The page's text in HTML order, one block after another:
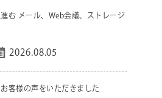
む メール、Web会議、ストレージ
2026.08.05
客様の声をいただきました